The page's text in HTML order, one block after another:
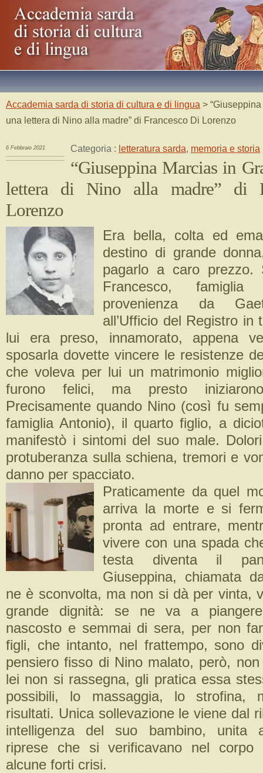
Accademia sarda di storia di cultura e di lingua >
una lettera di Nino alla madre” di Francesco Di Lorenzo
6 Febbraio 2021 Categoria : letteratura sarda, memoria e storia
“Giuseppina Marcias in
lettera di Nino alla madre” di
Lorenzo
Era bella, colta ed
destino di grande
pagarlo a caro prezzo.
Francesco,
provenienza da
all’Ufficio del Registro in
lui era preso, innamorato, appena
sposarla dovette vincere le resistenze
che voleva per lui un matrimonio
furono felici, ma presto
Precisamente quando Nino (così fu
famiglia Antonio), il quarto figlio, a
manifestò i sintomi del suo male.
protuberanza sulla schiena, tremori e
danno per spacciato.
Praticamente da quel
arriva la morte e si
pronta ad entrare,
vivere con una spada
testa diventa il
Giuseppina, chiamata
ne è sconvolta, ma non si dà per vinta,
grande dignità: se ne va a
nascosto e semmai di sera, per non
figli, che intanto, nel frattempo, sono
pensiero fisso di Nino malato, però, non
lei non si rassegna, gli pratica essa
possibili, lo massaggia, lo strofina,
risultati. Unica sollevazione le viene dal
intelligenza del suo bambino, unita
riprese che si verificavano nel corpo
alcune forti crisi.